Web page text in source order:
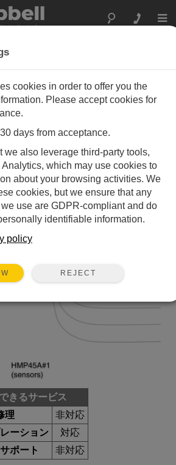
Humidity
L
available and has been
L.
きるサービス
理
非対応
ーション
対応
ポート
非対応
cookies in order to offer you the
Please accept cookies for
days from acceptance.
we also leverage third-party tools,
which may use cookies to
about your browsing activities. We
cookies, but we ensure that any
use are GDPR-compliant and do
identifiable information.
policy
REJECT